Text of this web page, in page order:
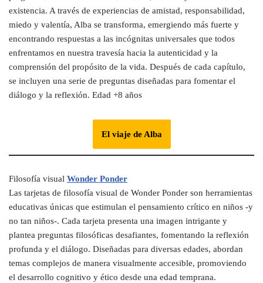
existencia. A través de experiencias de amistad, responsabilidad,
miedo y valentía, Alba se transforma, emergiendo más fuerte y
encontrando respuestas a las incógnitas universales que todos
enfrentamos en nuestra travesía hacia la autenticidad y la
comprensión del propósito de la vida. Después de cada capítulo,
se incluyen una serie de preguntas diseñadas para fomentar el
diálogo y la reflexión. Edad +8 años
El viaje de Alba
Filosofía visual Wonder Ponder
Las tarjetas de filosofía visual de Wonder Ponder son herramientas
educativas únicas que estimulan el pensamiento crítico en niños -y
no tan niños-. Cada tarjeta presenta una imagen intrigante y
plantea preguntas filosóficas desafiantes, fomentando la reflexión
profunda y el diálogo. Diseñadas para diversas edades, abordan
temas complejos de manera visualmente accesible, promoviendo
el desarrollo cognitivo y ético desde una edad temprana.